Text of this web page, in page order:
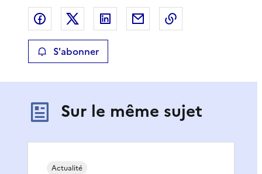
Partager sur Facebook
Partager sur XPartager sur LinkedIn
Partager par email
S'abonner
Sur le même sujet
Actualité